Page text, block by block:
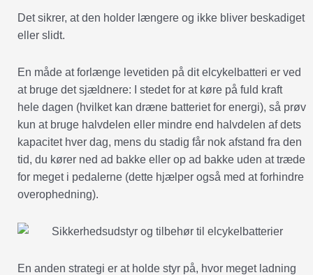
Det sikrer, at den holder længere og ikke bliver beskadiget
eller slidt.
En måde at forlænge levetiden på dit elcykelbatteri er ved
at bruge det sjældnere: I stedet for at køre på fuld kraft
hele dagen (hvilket kan dræne batteriet for energi), så prøv
kun at bruge halvdelen eller mindre end halvdelen af dets
kapacitet hver dag, mens du stadig får nok afstand fra den
tid, du kører ned ad bakke eller op ad bakke uden at træde
for meget i pedalerne (dette hjælper også med at forhindre
overophedning).
En anden strategi er at holde styr på, hvor meget ladning